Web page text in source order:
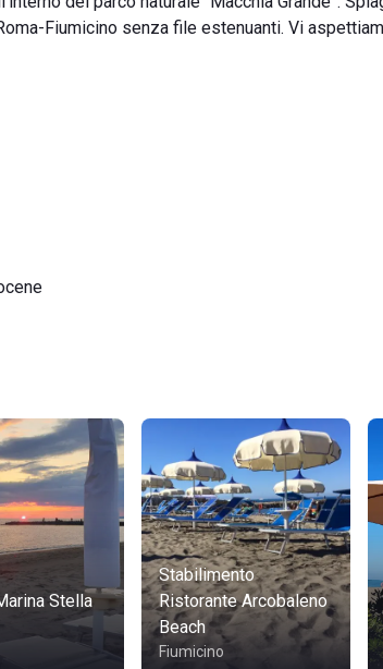
Fiumicino senza file estenuanti. Vi
Stella
Stabilimento
Ristorante Arcobaleno
Beach
Fiumicino